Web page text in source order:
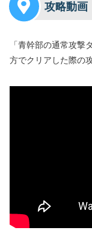
攻略動画
「青幹部の通常攻撃
方でクリアした際の